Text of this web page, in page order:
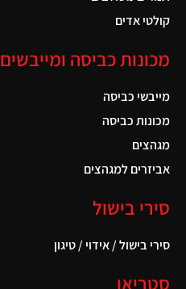
קולטי אדים
מכונות כביסה ומייבשים
מייבשי כביסה
מכונות כביסה
מגהצים
אביזרים למגהצים
סירי בישול
סירי בישול / אידוי / טיגון
סטריאו